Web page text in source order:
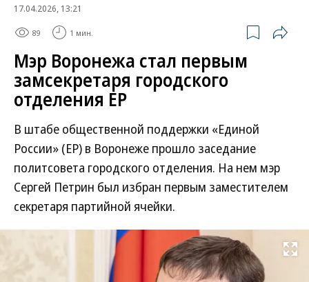
17.04.2026, 13:21
89 1 мин.
Мэр Воронежа стал первым
замсекретаря городского
отделения ЕР
В штабе общественной поддержки «Единой
России» (ЕР) в Воронеже прошло заседание
политсовета городского отделения. На нем мэр
Сергей Петрин был избран первым заместителем
секретаря партийной ячейки.
Развернуть